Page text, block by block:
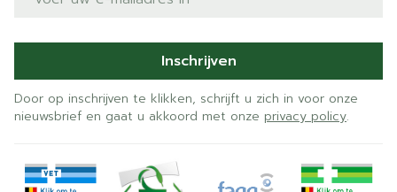
Inschrijven
Door op inschrijven te klikken, schrijft u zich in voor onze
nieuwsbrief en gaat u akkoord met onze privacy policy.